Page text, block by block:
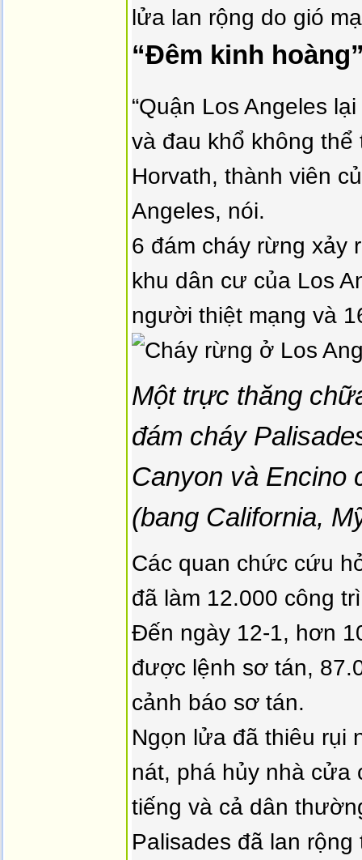
lửa lan rộng do gió
“Đêm kinh
“Quận Los Angeles
và đau khổ không
Horvath, thành viên
Angeles, nói.
6 đám cháy rừng xảy
khu dân cư của Los
người thiệt mạng và
Một trực thăng
đám cháy
Canyon và Encino
(bang California,
Các quan chức cứu
đã làm 12.000 công
Đến ngày 12-1, hơn
được lệnh sơ tán,
cảnh báo sơ tán.
Ngọn lửa đã thiêu rụi
nát, phá hủy nhà cửa
tiếng và cả dân
Palisades đã lan